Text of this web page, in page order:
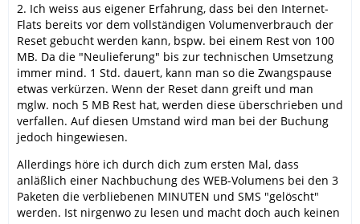
2. Ich weiss aus eigener Erfahrung, dass bei den Internet-
Flats bereits vor dem vollständigen Volumenverbrauch der
Reset gebucht werden kann, bspw. bei einem Rest von 100
MB. Da die "Neulieferung" bis zur technischen Umsetzung
immer mind. 1 Std. dauert, kann man so die Zwangspause
etwas verkürzen. Wenn der Reset dann greift und man
mglw. noch 5 MB Rest hat, werden diese überschrieben und
verfallen. Auf diesen Umstand wird man bei der Buchung
jedoch hingewiesen.
Allerdings höre ich durch dich zum ersten Mal, dass
anläßlich einer Nachbuchung des WEB-Volumens bei den 3
Paketen die verbliebenen MINUTEN und SMS "gelöscht"
werden. Ist nirgenwo zu lesen und macht doch auch keinen